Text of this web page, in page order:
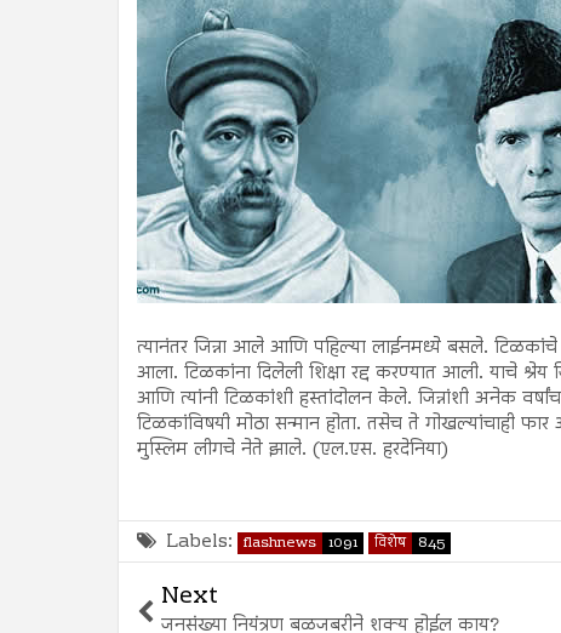
त्यानंतर जिन्ना आले आणि पहिल्या लाईनमध्ये बसले.
आला. टिळकांना दिलेली शिक्षा रद्द करण्यात आली. याचे श्रेय
आणि त्यांनी टिळकांशी हस्तांदोलन केले. जिन्नांशी अनेक
टिळकांविषयी मोठा सन्मान होता. तसेच ते गोखल्यांचाही
मुस्लिम लीगचे नेते झाले. (एल.एस. हरदेनिया)
Labels: flashnews 1091 विशेष 845
Next
जनसंख्या नियंत्रण बळजबरीने शक्य होईल काय?